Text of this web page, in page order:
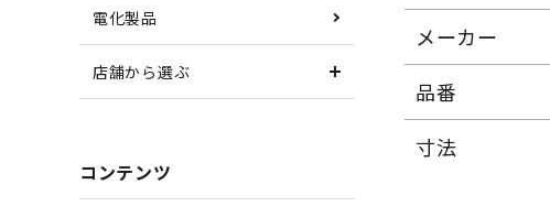
電化製品
店舗から選ぶ
コンテンツ
メーカー
品番
寸法